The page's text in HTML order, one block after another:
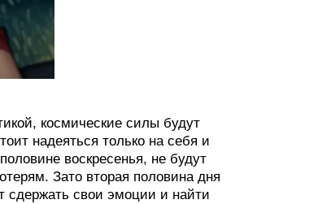
космические силы будут
надеяться только на себя и
воскресенья, не будут
Зато вторая половина дня
сдержать свои эмоции и найти